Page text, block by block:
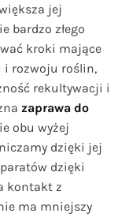
jej
bardzo złego
kroki mające
i rozwoju roślin,
rekultywacji i
zaprawa do
obu wyżej
dzięki jej
dzięki
kontakt z
ma mniejszy